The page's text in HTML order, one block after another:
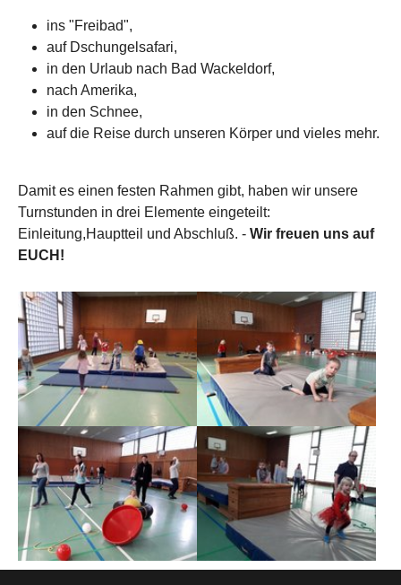
ins "Freibad",
auf Dschungelsafari,
in den Urlaub nach Bad Wackeldorf,
nach Amerika,
in den Schnee,
auf die Reise durch unseren Körper und vieles mehr.
Damit es einen festen Rahmen gibt, haben wir unsere
Turnstunden in drei Elemente eingeteilt:
Einleitung,Hauptteil und Abschluß. - Wir freuen uns auf
EUCH!